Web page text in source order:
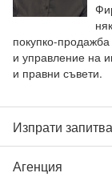
покупко-
и управление на
и правни съвети.
Изпрати
Агенция